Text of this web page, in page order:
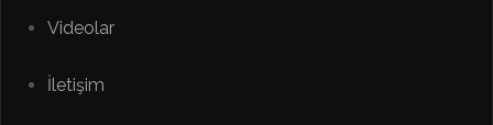
Videolar
İletişim